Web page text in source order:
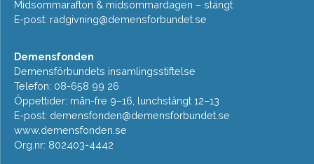
Midsommarafton & midsommardagen – stängt
E-post: radgivning@demensforbundet.se
Demensfonden
Demensförbundets insamlingsstiftelse
Telefon: 08-658 99 26
Öppettider: mån-fre 9–16, lunchstängt 12–13
E-post: demensfonden@demensforbundet.se
www.demensfonden.se
Org.nr: 802403-4442